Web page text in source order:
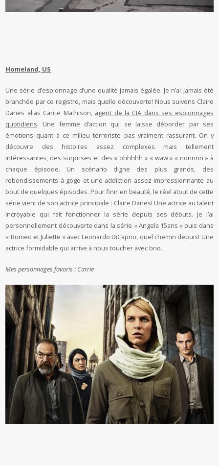
Homeland, US
Une série d’espionnage d’une qualité jamais égalée. Je n’ai jamais été
branchée par ce registre, mais quelle découverte! Nous suivons Claire
Danes alias Carrie Mathison, agent de la CIA dans ses espionnages
quotidiens. Une femme d’action qui se laisse déborder par ses
émotions quant à ce milieu terroriste pas vraiment rassurant. On y
découvre des histoires assez complexes mais tellement
intéressantes, des surprises et des « ohhhhh » « waw » « nonnnn » à
chaque épisode. Un scénario digne des plus grands, des
rebondissements à gogo et une addiction assez impressionnante au
bout de quelques épisodes. Pour finir en beauté, le réel atout de cette
série vient de son actrice principale : Claire Danes! Une actrice au talent
incroyable qui fait fonctionner la série depuis ses débuts. Je l’ai
personnellement découverte dans la série « Angela 15ans » puis dans
« Romeo et Juliette » avec Leonardo DiCaprio, quel chemin depuis! Une
actrice formidable qui arrive à nous toucher avec brio.
Mes personnages favoris : Carrie